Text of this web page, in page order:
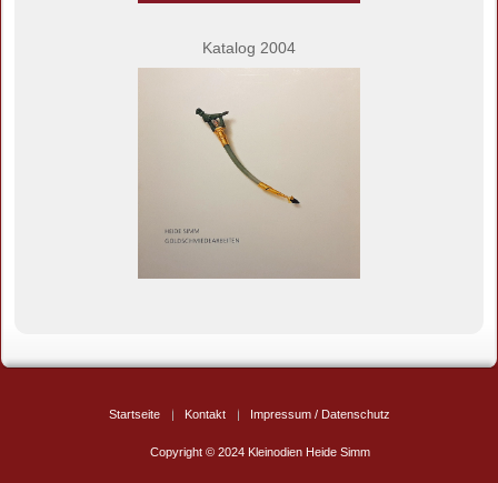
Katalog 2004
Startseite Kontakt Impressum / Datenschutz
Copyright © 2024 Kleinodien Heide Simm